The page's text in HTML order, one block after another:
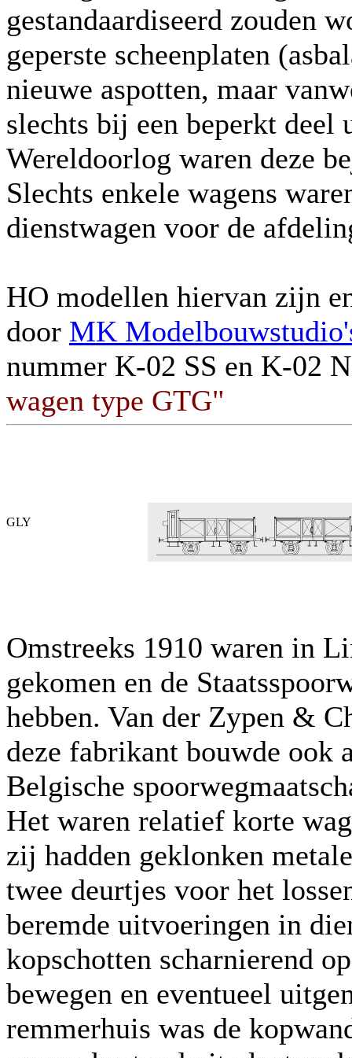
gestandaardiseerd zouden
geperste scheenplaten
nieuwe aspotten, maar
slechts bij een beperkt deel
Wereldoorlog waren deze
Slechts enkele wagens
dienstwagen voor de
HO modellen hiervan zijn
door MK
nummer K-02 SS en K-02
wagen type GTG"
GLY
Omstreeks 1910 waren in
gekomen en de
hebben. Van der Zypen &
deze fabrikant bouwde ook
Belgische
Het waren relatief korte
zij hadden geklonken
twee deurtjes voor het
beremde uitvoeringen in
kopschotten scharnierend
bewegen en eventueel
remmerhuis was de